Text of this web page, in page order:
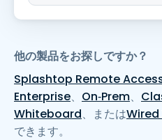
他の製品をお探しですか？
Splashtop Remote
Enterprise、 On‑Prem、
Whiteboard、またはWired
できます。